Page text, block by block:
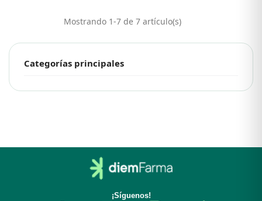
Categorías principales
Mostrando 1-7 de 7 artículo(s)
¡Síguenos!